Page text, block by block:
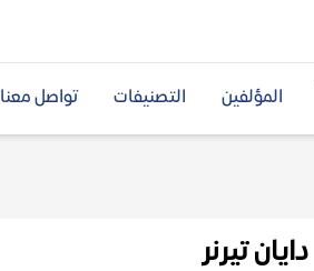
المؤلفين التصنيفات تواصل معنا
دايان تيرنر